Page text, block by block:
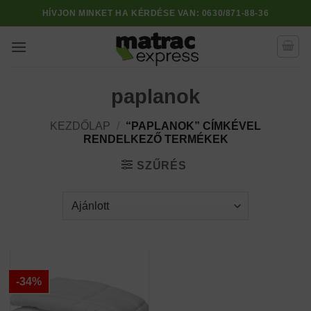
to
content
HÍVJON MINKET HA KÉRDÉSE VAN: 0630/871-88-36
paplanok
KEZDŐLAP
“PAPLANOK” CÍMKÉVEL
RENDELKEZŐ TERMÉKEK
SZŰRÉS
-34%